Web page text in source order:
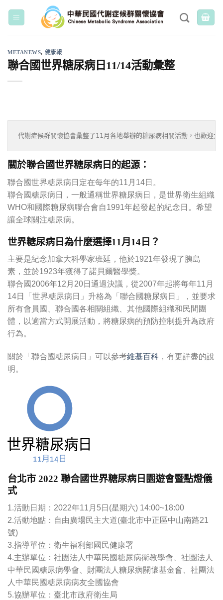
METANEWS, 健康報
聯合國世界糖尿病日11/14活動彙整
代謝症候群關懷協會彙整了11月各地舉辦的糖尿病相關活動，也歡迎大
關於聯合國世界糖尿病日的起源：
聯合國世界糖尿病日定在每年的11月14日。
聯合國糖尿病日，一般通稱世界糖尿病日，是世界衛生組織
WHO和國際糖尿病聯合會自1991年起發起的紀念日。希望
讓全球關注糖尿病。
世界糖尿病日為什麼選擇11月14日？
主要是紀念加拿大科學家班廷，他於1921年發現了胰島
素，並於1923年獲得了諾貝爾醫學獎。
聯合國2006年12月20日通過決議，從2007年起將每年11月
14日「世界糖尿病日」升格為「聯合國糖尿病日」，並要求
所有會員國、聯合國各相關組織、其他國際組織和民間團
體，以適當方式開展活動，將糖尿病的預防控制提升為政府
行為。
關於「聯合國糖尿病日」可以參考維基百科 ，有更詳盡的說
明。
台北市 2022 聯合國世界糖尿病日園遊會暨點燈儀
式
1.活動日期：2022年11月5日(星期六) 14:00~18:00
2.活動地點：自由廣場民主大道(臺北市中正區中山南路21
號)
3.指導單位：衛生福利部國民健康署
4.主辦單位：社團法人中華民國糖尿病衛教學會、社團法人
中華民國糖尿病學會、財團法人糖尿病關懷基金會、社團法
人中華民國糖尿病病友全國協會
5.協辦單位：臺北市政府衛生局